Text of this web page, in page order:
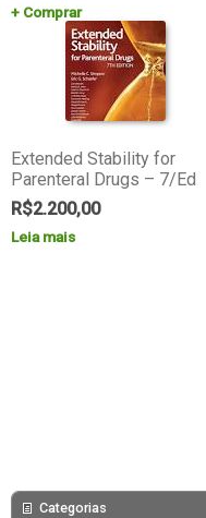
Comprar
Extended Stability for
Parenteral Drugs – 7/Ed
R$2.200,00
Leia mais
Categorias